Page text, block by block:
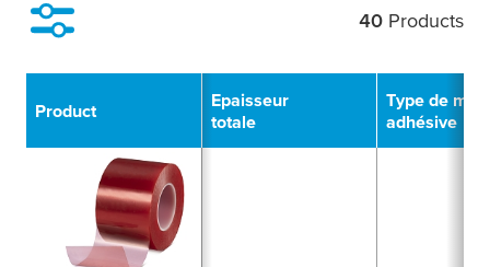
40 Products
Product
Epaisseur
totale
Type de
adhésive